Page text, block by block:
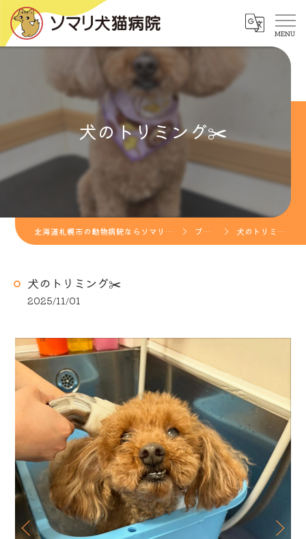
犬のトリミング✂️
北海道札幌市の動物病院ならソマリ犬猫病院 ブログ 犬のトリミング✂️
犬のトリミング✂️
2025/11/01